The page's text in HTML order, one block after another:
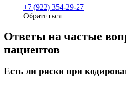
+7 (922) 354-29-27
Обратиться
Ответы на частые
пациентов
Есть ли риски при